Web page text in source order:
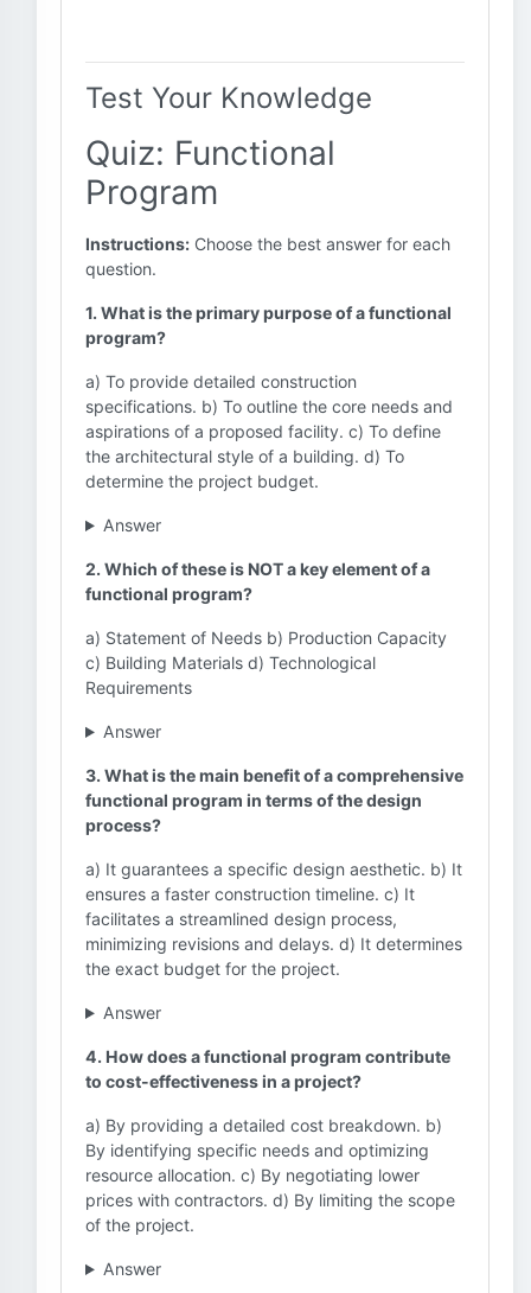
Test Your Knowledge
Quiz: Functional
Program
Instructions: Choose the best answer for each
question.
1. What is the primary purpose of a functional
program?
a) To provide detailed construction
specifications. b) To outline the core needs and
aspirations of a proposed facility. c) To define
the architectural style of a building. d) To
determine the project budget.
Answer
2. Which of these is NOT a key element of a
functional program?
a) Statement of Needs b) Production Capacity
c) Building Materials d) Technological
Requirements
Answer
3. What is the main benefit of a comprehensive
functional program in terms of the design
process?
a) It guarantees a specific design aesthetic. b) It
ensures a faster construction timeline. c) It
facilitates a streamlined design process,
minimizing revisions and delays. d) It determines
the exact budget for the project.
Answer
4. How does a functional program contribute
to cost-effectiveness in a project?
a) By providing a detailed cost breakdown. b)
By identifying specific needs and optimizing
resource allocation. c) By negotiating lower
prices with contractors. d) By limiting the scope
of the project.
Answer